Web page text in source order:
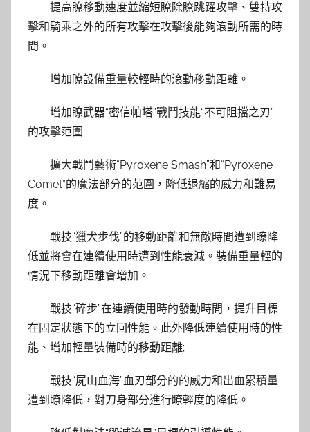
提高瞭移動速度並縮短瞭除瞭跳躍攻擊、雙持攻
擊和騎乘之外的所有攻擊在攻擊後能夠滾動所需的時
間。
增加瞭設備重量較輕時的滾動移動距離。
增加瞭武器“密信帕塔”戰鬥技能“不可阻擋之刃”
的攻擊范圍
擴大戰鬥藝術“Pyroxene Smash”和“Pyroxene
Comet”的魔法部分的范圍，降低退縮的威力和難易
度。
戰技“獵犬步伐”的移動距離和無敵時間遭到瞭降
低並將會在連續使用時遭到性能衰減。裝備重量輕的
情況下移動距離會增加。
戰技“碎步”在連續使用時的發動時間，提升目標
在固定狀態下的立回性能。此外降低連續使用時的性
能、增加輕量裝備時的移動距離;
戰技“屍山血海”血刃部分的的威力和出血累積量
遭到瞭降低，對刀身部分進行瞭輕度的降低。